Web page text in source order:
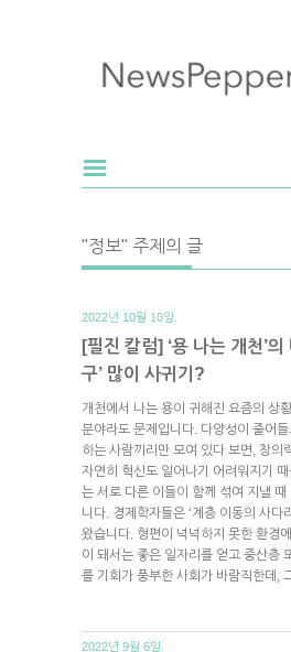
"정보" 주제의 글
2022년 10월 10일.
[필진 칼럼] ‘용 나는 개천’의
구’ 많이 사귀기?
개천에서 나는 용이 귀해진 요즘의 상
분야라도 문제입니다. 다양성이 줄어
하는 사람끼리만 모여 있다 보면, 창의
자연히 혁신도 일어나기 어려워지기
는 서로 다른 이들이 함께 섞여 지낼 때
니다. 경제학자들은 ‘계층 이동의 사다
왔습니다. 형편이 넉넉하지 못한 환경
이 돼서는 좋은 일자리를 얻고 중산층
를 기회가 풍부한 사회가 바람직한데,
2022년 9월 6일.